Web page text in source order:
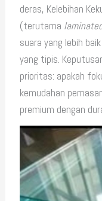
deras, Kelebihan
(terutama
suara yang lebih
yang tipis.
prioritas: apakah
kemudahan
premium dengan